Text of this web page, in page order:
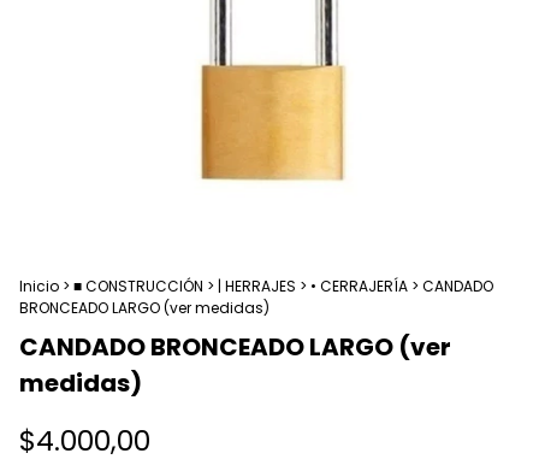
Inicio > ■ CONSTRUCCIÓN > | HERRAJES > • CERRAJERÍA > CANDADO
BRONCEADO LARGO (ver medidas)
CANDADO BRONCEADO LARGO (ver
medidas)
$4.000,00